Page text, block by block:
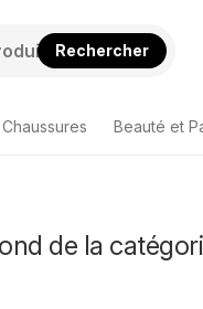
Rechercher
Beauté et
de la